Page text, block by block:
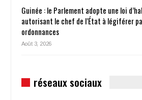
Guinée : le Parlement adopte une loi
autorisant le chef de l’État à légiférer
ordonnances
Août 3, 2026
réseaux sociaux